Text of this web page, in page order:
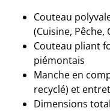
Couteau
(Cuisine, Pêche,
Couteau pliant
piémontais
Manche en
recyclé) et
Dimensions